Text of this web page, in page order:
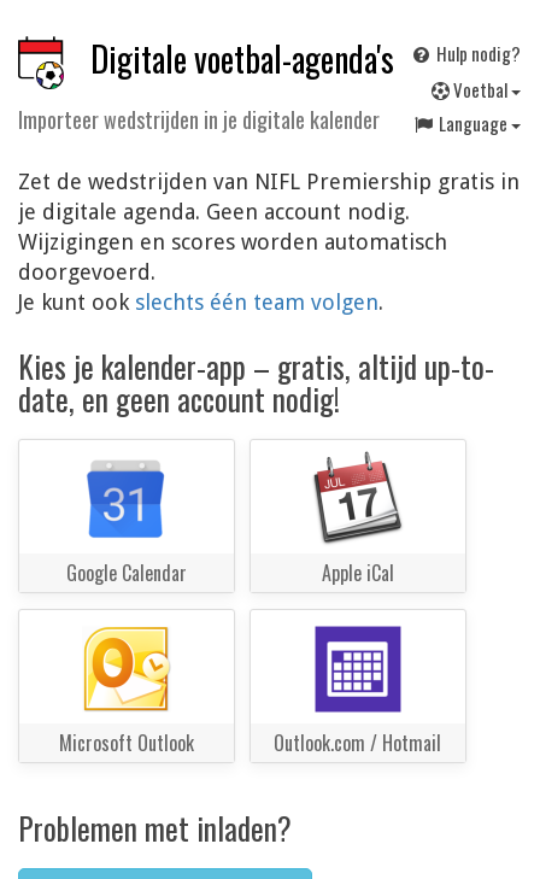
Digitale voetbal-agenda's
Importeer wedstrijden in je digitale kalender
Hulp nodig?
Voetbal
Language
Zet de wedstrijden van NIFL Premiership gratis in
je digitale agenda. Geen account nodig.
Wijzigingen en scores worden automatisch
doorgevoerd.
Je kunt ook slechts één team volgen.
Kies je kalender-app – gratis, altijd up-to-
date, en geen account nodig!
Google Calendar Apple iCal
Microsoft Outlook Outlook.com / Hotmail
Problemen met inladen?